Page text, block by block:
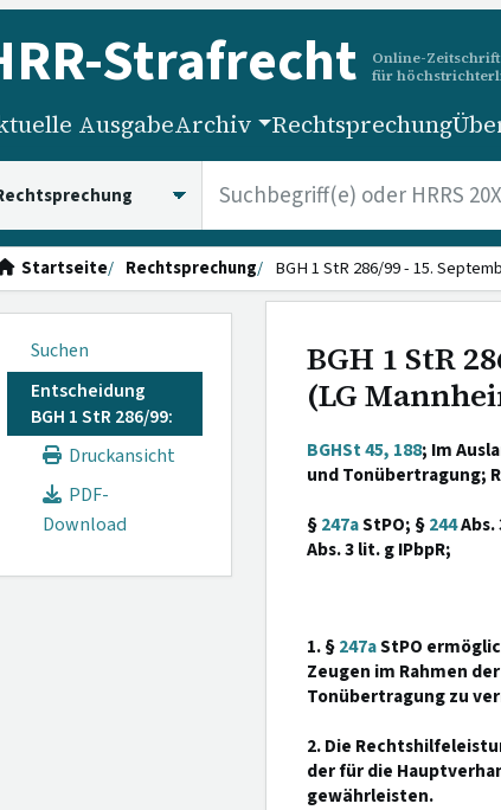
HRR-Strafrecht
Online-
für
AusgabeArchiv Rechtsprechung
Startseite Rechtsprechung BGH 1 StR 286/99 - 15.
Suchen
Entscheidung
BGH 1 StR 286/99:
Druckansicht
PDF-
Download
BGH 1 StR
(LG
BGHSt 45, 188; Im
und Tonübertragung;
§247aStPO; §244Abs.
Abs. 3 lit. g IPbpR;
1. §247aStPO
Zeugen im Rahmen
Tonübertragung zu
2. Die
der für die
gewährleisten.